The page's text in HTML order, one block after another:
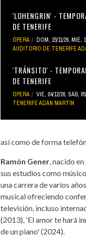
'LOHENGRIN' -
DE TENERIFE
ÓPERA DOM, 15/11/26, MIÉ,
AUDITORIO DE TENERIFE
'TRÁNSITO' -
DE TENERIFE
ÓPERA VIE, 04/12/26, SÁB,
TENERIFE ADÁN MARTÍN
así como de forma
Ramón Gener , nacido en
sus estudios como
una carrera de varios
musical ofreciendo
televisión, incluso
(2013), 'El amor te hará
de un piano' (2024).